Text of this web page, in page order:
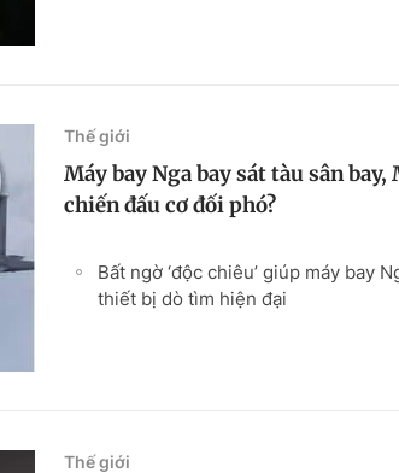
Thế giới
Máy bay Nga bay sát tàu sân bay,
chiến đấu cơ đối phó?
Bất ngờ ‘độc chiêu’ giúp máy bay
thiết bị dò tìm hiện đại
Thế giới